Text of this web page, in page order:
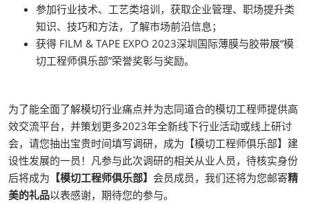
参加行业技术、工艺类培训，获取企业管理、职场提升类
知识、技巧和方法，了解市场前沿信息；
获得 FILM & TAPE EXPO 2023深圳国际薄膜与胶带展“模
切工程师俱乐部”荣誉奖彰与奖励。
为了能全面了解模切行业痛点并为志同道合的模切工程师提供高
效交流平台，并策划更多2023年全新线下行业活动或线上研讨
会，请您抽出宝贵时间填写调研，成为【模切工程师俱乐部】建
设性发展的一员！凡参与此次调研的相关从业人员，待核实身份
后将成为 【模切工程师俱乐部】 会员成员，我们还将为您邮寄精
美的礼品以表感谢，期待您的参与。